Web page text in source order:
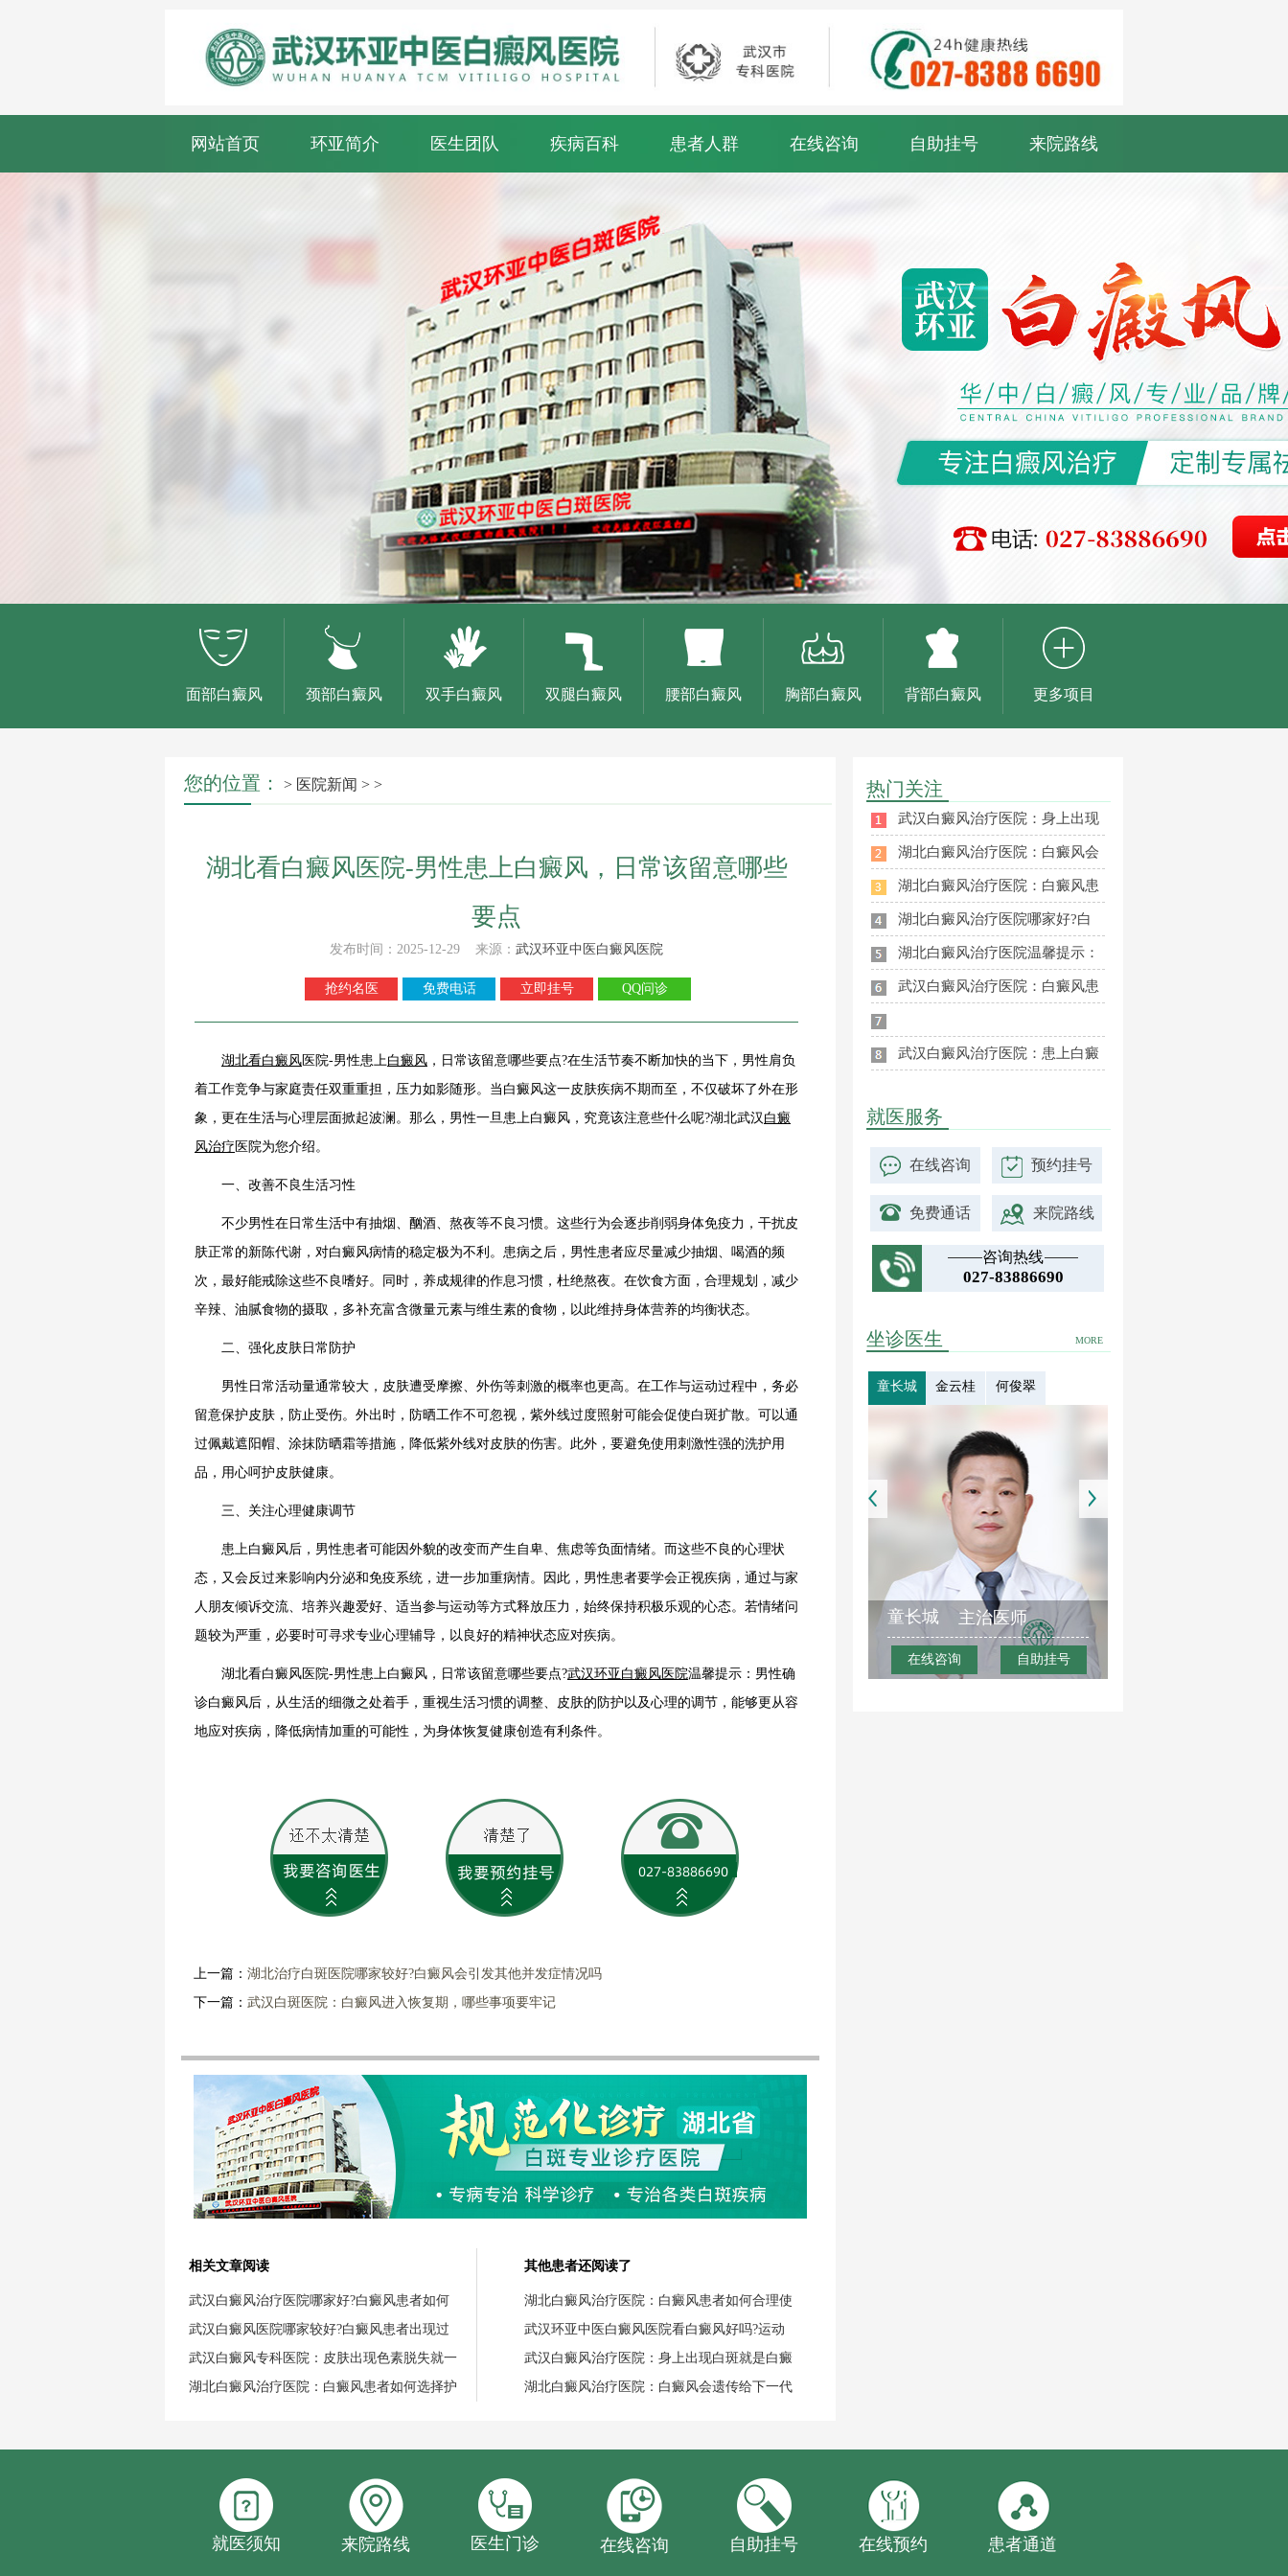
网站首页 环亚简介 医生团队 疾病百科 患者人群 在线咨询 自助挂号 来院路线
面部白癜风 颈部白癜风 双手白癜风 双腿白癜风 腰部白癜风 胸部白癜风 背部白癜风 更多项目
您的位置： > 医院新闻 > >
湖北看白癜风医院-男性患上白癜风，日常该留意哪些
要点
发布时间：2025-12-29 来源： 武汉环亚中医白癜风医院
抢约名医 免费电话 立即挂号 QQ问诊
湖北看白癜风 医院-男性患上白癜风 ，日常该留意哪些要点?在生活节奏不断加快的当下，男性肩负
着工作竞争与家庭责任双重重担，压力如影随形。当白癜风这一皮肤疾病不期而至，不仅破坏了外在形
象，更在生活与心理层面掀起波澜。那么，男性一旦患上白癜风，究竟该注意些什么呢?湖北武汉 白癜
风治疗 医院为您介绍。
一、改善不良生活习性
不少男性在日常生活中有抽烟、酗酒、熬夜等不良习惯。这些行为会逐步削弱身体免疫力，干扰皮
肤正常的新陈代谢，对白癜风病情的稳定极为不利。患病之后，男性患者应尽量减少抽烟、喝酒的频
次，最好能戒除这些不良嗜好。同时，养成规律的作息习惯，杜绝熬夜。在饮食方面，合理规划，减少
辛辣、油腻食物的摄取，多补充富含微量元素与维生素的食物，以此维持身体营养的均衡状态。
二、强化皮肤日常防护
男性日常活动量通常较大，皮肤遭受摩擦、外伤等刺激的概率也更高。在工作与运动过程中，务必
留意保护皮肤，防止受伤。外出时，防晒工作不可忽视，紫外线过度照射可能会促使白斑扩散。可以通
过佩戴遮阳帽、涂抹防晒霜等措施，降低紫外线对皮肤的伤害。此外，要避免使用刺激性强的洗护用
品，用心呵护皮肤健康。
三、关注心理健康调节
患上白癜风后，男性患者可能因外貌的改变而产生自卑、焦虑等负面情绪。而这些不良的心理状
态，又会反过来影响内分泌和免疫系统，进一步加重病情。因此，男性患者要学会正视疾病，通过与家
人朋友倾诉交流、培养兴趣爱好、适当参与运动等方式释放压力，始终保持积极乐观的心态。若情绪问
题较为严重，必要时可寻求专业心理辅导，以良好的精神状态应对疾病。
湖北看白癜风医院-男性患上白癜风，日常该留意哪些要点?武汉环亚白癜风医院温馨提示：男性确
诊白癜风后，从生活的细微之处着手，重视生活习惯的调整、皮肤的防护以及心理的调节，能够更从容
地应对疾病，降低病情加重的可能性，为身体恢复健康创造有利条件。
上一篇： 湖北治疗白斑医院哪家较好?白癜风会引发其他并发症情况吗
下一篇： 武汉白斑医院：白癜风进入恢复期，哪些事项要牢记
相关文章阅读
武汉白癜风治疗医院哪家好?白癜风患者如何
武汉白癜风医院哪家较好?白癜风患者出现过
武汉白癜风专科医院：皮肤出现色素脱失就一
湖北白癜风治疗医院：白癜风患者如何选择护
其他患者还阅读了
湖北白癜风治疗医院：白癜风患者如何合理使
武汉环亚中医白癜风医院看白癜风好吗?运动
武汉白癜风治疗医院：身上出现白斑就是白癜
湖北白癜风治疗医院：白癜风会遗传给下一代
热门关注
武汉白癜风治疗医院：身上出现
湖北白癜风治疗医院：白癜风会
湖北白癜风治疗医院：白癜风患
湖北白癜风治疗医院哪家好?白
湖北白癜风治疗医院温馨提示：
武汉白癜风治疗医院：白癜风患
武汉白癜风治疗医院：患上白癜
就医服务
在线咨询 预约挂号
免费通话 来院路线
咨询热线
027-83886690
MORE
坐诊医生
童长城 金云桂 何俊翠
童长城 主治医师
在线咨询 自助挂号
就医须知 来院路线 医生门诊 在线咨询 自助挂号 在线预约 患者通道